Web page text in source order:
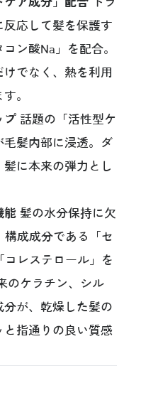
反応して髪を保護す
ン酸Na」を配合。
でなく、熱を利用
。
プ話題の「活性型ケ
毛髪内部に浸透。ダ
に本来の弾力とし
能髪の水分保持に欠
構成成分である「セ
レステロール」を
のケラチン、シル
分が、乾燥した髪の
指通りの良い質感